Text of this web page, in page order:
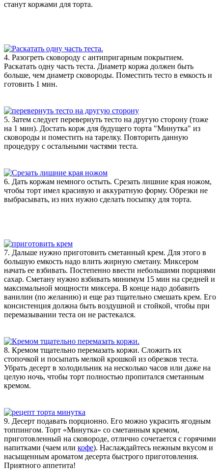
станут коржами для торта.
4. Разогреть сковороду с антипригарным покрытием.
Раскатать одну часть теста. Диаметр коржа должен быть
больше, чем диаметр сковороды. Поместить тесто в емкость и
готовить 1 мин.
5. Затем следует перевернуть тесто на другую сторону (тоже
на 1 мин). Достать корж для будущего торта "Минутка" из
сковороды и поместить на тарелку. Повторить данную
процедуру с остальными частями теста.
6. Дать коржам немного остыть. Срезать лишние края ножом,
чтобы торт имел красивую и аккуратную форму. Обрезки не
выбрасывать, из них нужно сделать посыпку для торта.
7. Дальше нужно приготовить сметанный крем. Для этого в
большую емкость надо влить жирную сметану. Миксером
начать ее взбивать. Постепенно ввести небольшими порциями
сахар. Сметану нужно взбивать минимум 15 мин на средней и
максимальной мощности миксера. В конце надо добавить
ванилин (по желанию) и еще раз тщательно смешать крем. Его
консистенция должна быть воздушной и стойкой, чтобы при
перемазывании теста он не растекался.
8. Кремом тщательно перемазать коржи. Сложить их
стопочкой и посыпать мелкой крошкой из обрезков теста.
Убрать десерт в холодильник на несколько часов или даже на
целую ночь, чтобы торт полностью пропитался сметанным
кремом.
9. Десерт подавать порционно. Его можно украсить ягодным
топпингом. Торт «Минутка» со сметанным кремом,
приготовленный на сковороде, отлично сочетается с горячими
напитками (чаем или кофе). Наслаждайтесь нежным вкусом и
насыщенным ароматом десерта быстрого приготовления.
Приятного аппетита!